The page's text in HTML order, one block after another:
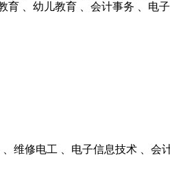
、幼儿教育 、会计事务 、电
维修电工 、电子信息技术 、会